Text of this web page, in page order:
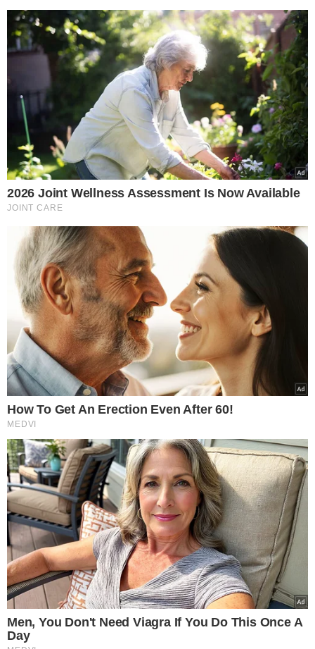
TÓPICOS
ORIGEM CACAU INGREDIENTES CHOCOLATE
CACAU
DICAS IDENTIFICAR CHOCOLATE
CHOCOLATE QUALIDADE
VER COMENTÁRIOS
VEJA TAMBÉM
CONFIRA!
Por que sua rotina pode
estar causando
esgotamento? Veja 4
formas de desacelerar